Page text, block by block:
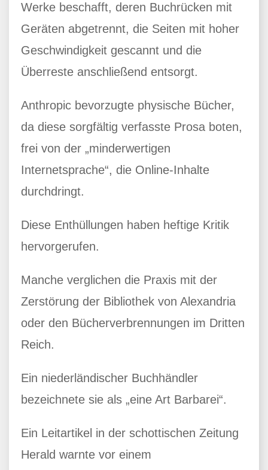
Werke beschafft, deren Buchrücken mit
Geräten abgetrennt, die Seiten mit hoher
Geschwindigkeit gescannt und die
Überreste anschließend entsorgt.
Anthropic bevorzugte physische Bücher,
da diese sorgfältig verfasste Prosa boten,
frei von der „minderwertigen
Internetsprache“, die Online-Inhalte
durchdringt.
Diese Enthüllungen haben heftige Kritik
hervorgerufen.
Manche verglichen die Praxis mit der
Zerstörung der Bibliothek von Alexandria
oder den Bücherverbrennungen im Dritten
Reich.
Ein niederländischer Buchhändler
bezeichnete sie als „eine Art Barbarei“.
Ein Leitartikel in der schottischen Zeitung
Herald warnte vor einem